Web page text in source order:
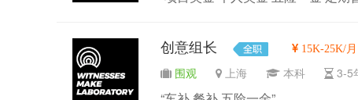
创意组长 15K-25K/
围观 上海 本科 3-